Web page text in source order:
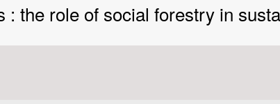
Bioma / Bacia
: the role of social forestry in